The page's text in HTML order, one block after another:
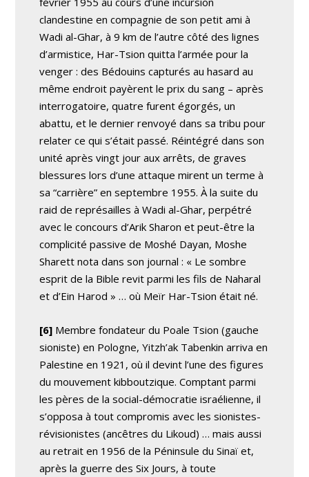
clandestine en compagnie de son petit ami à
Wadi al-Ghar, à 9 km de l’autre côté des lignes
d’armistice, Har-Tsion quitta l’armée pour la
venger : des Bédouins capturés au hasard au
même endroit payèrent le prix du sang – après
interrogatoire, quatre furent égorgés, un
abattu, et le dernier renvoyé dans sa tribu pour
relater ce qui s’était passé. Réintégré dans son
unité après vingt jour aux arrêts, de graves
blessures lors d’une attaque mirent un terme à
sa “carrière” en septembre 1955. À la suite du
raid de représailles à Wadi al-Ghar, perpétré
avec le concours d’Arik Sharon et peut-être la
complicité passive de Moshé Dayan, Moshe
Sharett nota dans son journal : « Le sombre
esprit de la Bible revit parmi les fils de Naharal
et d’Ein Harod » … où Meïr Har-Tsion était né.
[6] Membre fondateur du Poale Tsion (gauche
sioniste) en Pologne, Yitzh’ak Tabenkin arriva en
Palestine en 1921, où il devint l’une des figures
du mouvement kibboutzique. Comptant parmi
les pères de la social-démocratie israélienne, il
s’opposa à tout compromis avec les sionistes-
révisionistes (ancêtres du Likoud) … mais aussi
au retrait en 1956 de la Péninsule du Sinaï et,
après la guerre des Six Jours, à toute